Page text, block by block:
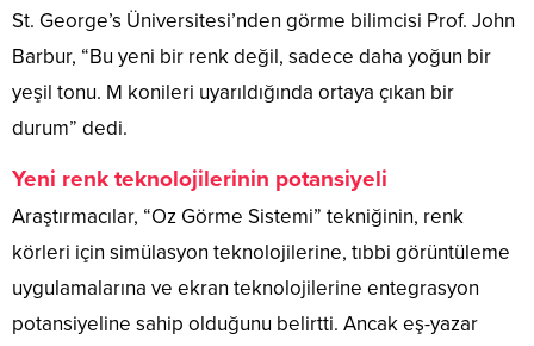
St. George’s Üniversitesi’nden görme bilimcisi Prof. John
Barbur, “Bu yeni bir renk değil, sadece daha yoğun bir
yeşil tonu. M konileri uyarıldığında ortaya çıkan bir
durum” dedi.
Yeni renk teknolojilerinin potansiyeli
Araştırmacılar, “Oz Görme Sistemi” tekniğinin, renk
körleri için simülasyon teknolojilerine, tıbbi görüntüleme
uygulamalarına ve ekran teknolojilerine entegrasyon
potansiyeline sahip olduğunu belirtti. Ancak eş-yazar